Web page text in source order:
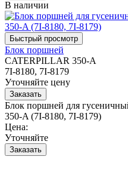
В наличии
Блок поршней
CATERPILLAR 350-A
7I-8180, 7I-8179
Уточняйте цену
Блок поршней для
350-A (7I-8180, 7I-8179)
Цена:
Уточняйте